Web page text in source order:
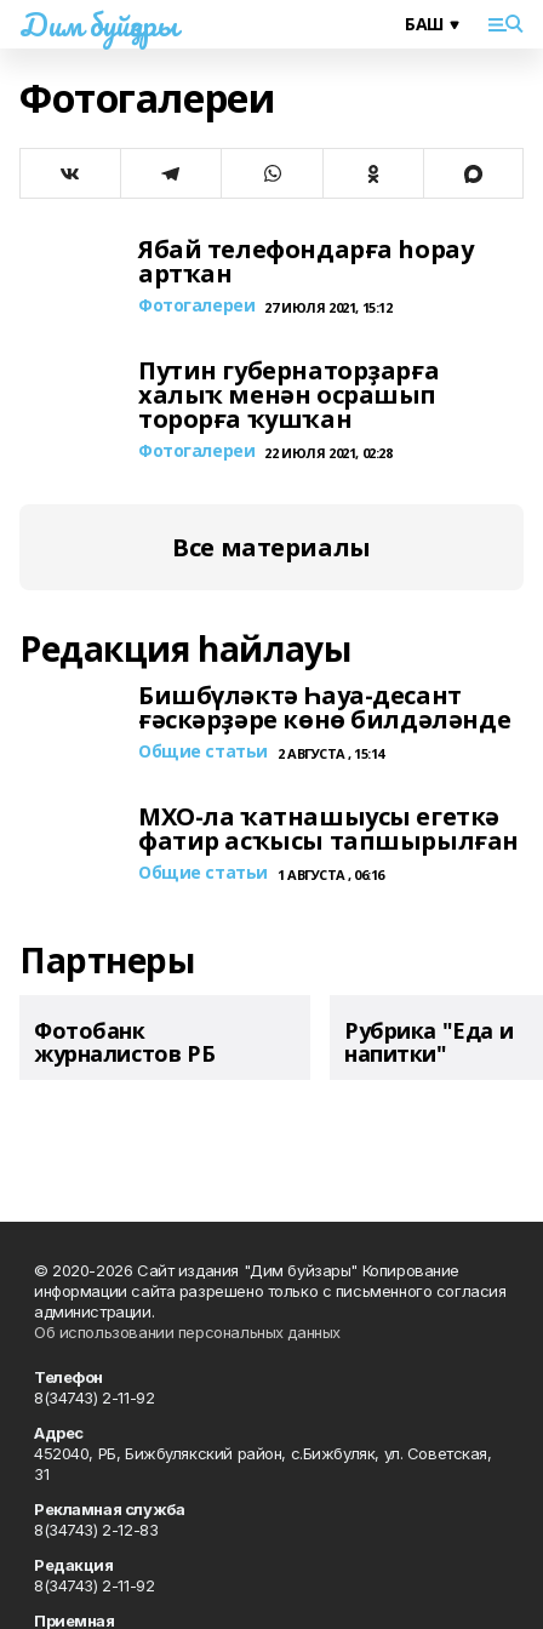
Дим буйҙары
Фотогалереи
Ябай телефондарға һорау
артҡан
Фотогалереи 27 ИЮЛЯ 2021, 15:12
Путин губернаторҙарға
халыҡ менән осрашып
торорға ҡушҡан
Фотогалереи 22 ИЮЛЯ 2021, 02:28
Все материалы
Редакция һайлауы
Бишбүләктә Һауа-десант
ғәскәрҙәре көнө билдәләнде
Общие статьи 2 АВГУСТА , 15:14
МХО-ла ҡатнашыусы егеткә
фатир асҡысы тапшырылған
Общие статьи 1 АВГУСТА , 06:16
Партнеры
Фотобанк
журналистов РБ
Рубрика "Еда и
напитки"
© 2020-2026 Сайт издания "Дим буйзары" Копирование
информации сайта разрешено только с письменного согласия
администрации.
Об использовании персональных данных
Телефон
8(34743) 2-11-92
Адрес
452040, РБ, Бижбулякский район, с.Бижбуляк, ул. Советская,
31
Рекламная служба
8(34743) 2-12-83
Редакция
8(34743) 2-11-92
Приемная